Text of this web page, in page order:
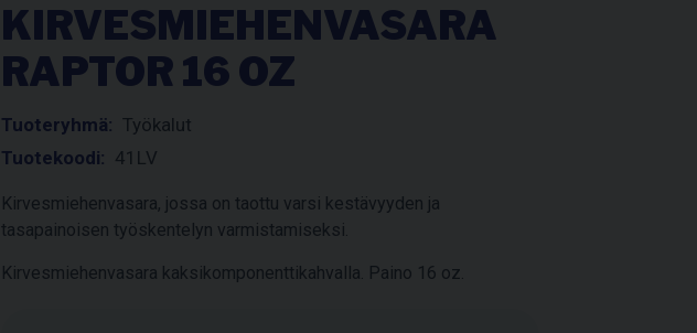
KIRVESMIEHENVASARA
RAPTOR 16 OZ
Tuoteryhmä: Työkalut
Tuotekoodi: 41LV
Kirvesmiehenvasara, jossa on taottu varsi kestävyyden ja
tasapainoisen työskentelyn varmistamiseksi.
Kirvesmiehenvasara kaksikomponenttikahvalla. Paino 16 oz.